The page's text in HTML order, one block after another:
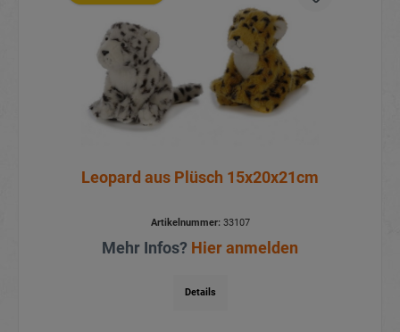
Leopard aus Plüsch 15x20x21cm
Artikelnummer:33107
Mehr Infos? Hier anmelden
Details